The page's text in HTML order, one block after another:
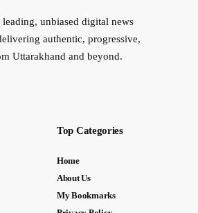
unbiased digital news
authentic, progressive,
Uttarakhand and beyond.
Top Categories
Home
About Us
My Bookmarks